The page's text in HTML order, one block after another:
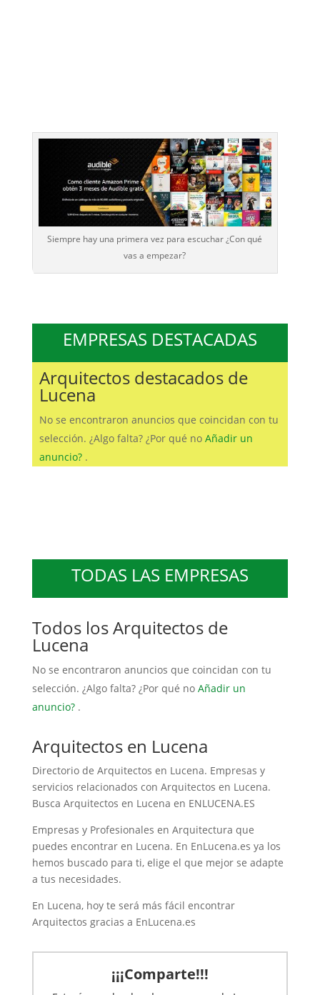
Siempre hay una primera vez para escuchar ¿Con qué
vas a empezar?
EMPRESAS DESTACADAS
Arquitectos destacados de
Lucena
No se encontraron anuncios que coincidan con tu
selección. ¿Algo falta? ¿Por qué no Añadir un
anuncio? .
TODAS LAS EMPRESAS
Todos los Arquitectos de
Lucena
No se encontraron anuncios que coincidan con tu
selección. ¿Algo falta? ¿Por qué no Añadir un
anuncio? .
Arquitectos en Lucena
Directorio de Arquitectos en Lucena. Empresas y
servicios relacionados con Arquitectos en Lucena.
Busca Arquitectos en Lucena en ENLUCENA.ES
Empresas y Profesionales en Arquitectura que
puedes encontrar en Lucena. En EnLucena.es ya los
hemos buscado para ti, elige el que mejor se adapte
a tus necesidades.
En Lucena, hoy te será más fácil encontrar
Arquitectos gracias a EnLucena.es
¡¡¡Comparte!!!